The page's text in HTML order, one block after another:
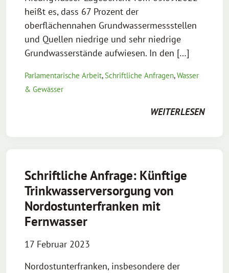
heißt es, dass 67 Prozent der
oberflächennahen Grundwassermessstellen
und Quellen niedrige und sehr niedrige
Grundwasserstände aufwiesen. In den […]
Parlamentarische Arbeit,Schriftliche Anfragen,Wasser
& Gewässer
WEITERLESEN
Schriftliche Anfrage: Künftige
Trinkwasserversorgung von
Nordostunterfranken mit
Fernwasser
17 Februar 2023
Nordostunterfranken, insbesondere der